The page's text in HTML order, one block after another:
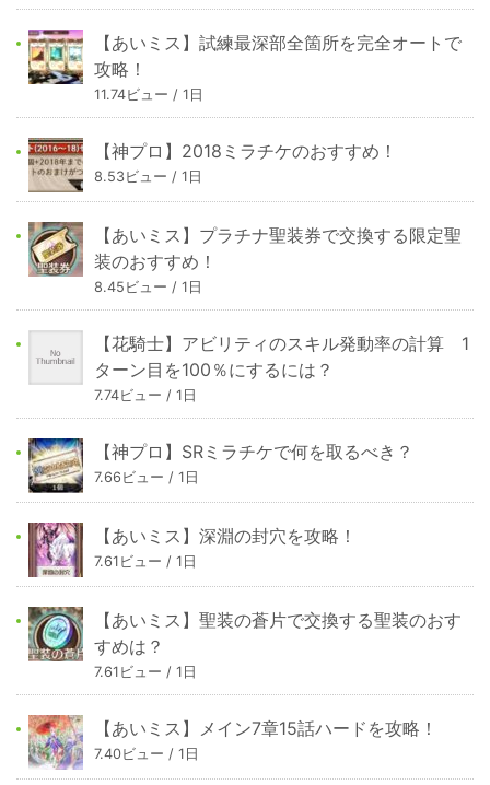
【あいミス】試練最深部全箇所を完全オートで
攻略！
11.74ビュー / 1日
【神プロ】2018ミラチケのおすすめ！
8.53ビュー / 1日
【あいミス】プラチナ聖装券で交換する限定聖
装のおすすめ！
8.45ビュー / 1日
【花騎士】アビリティのスキル発動率の計算 1
ターン目を100％にするには？
7.74ビュー / 1日
【神プロ】SRミラチケで何を取るべき？
7.66ビュー / 1日
【あいミス】深淵の封穴を攻略！
7.61ビュー / 1日
【あいミス】聖装の蒼片で交換する聖装のおす
すめは？
7.61ビュー / 1日
【あいミス】メイン7章15話ハードを攻略！
7.40ビュー / 1日